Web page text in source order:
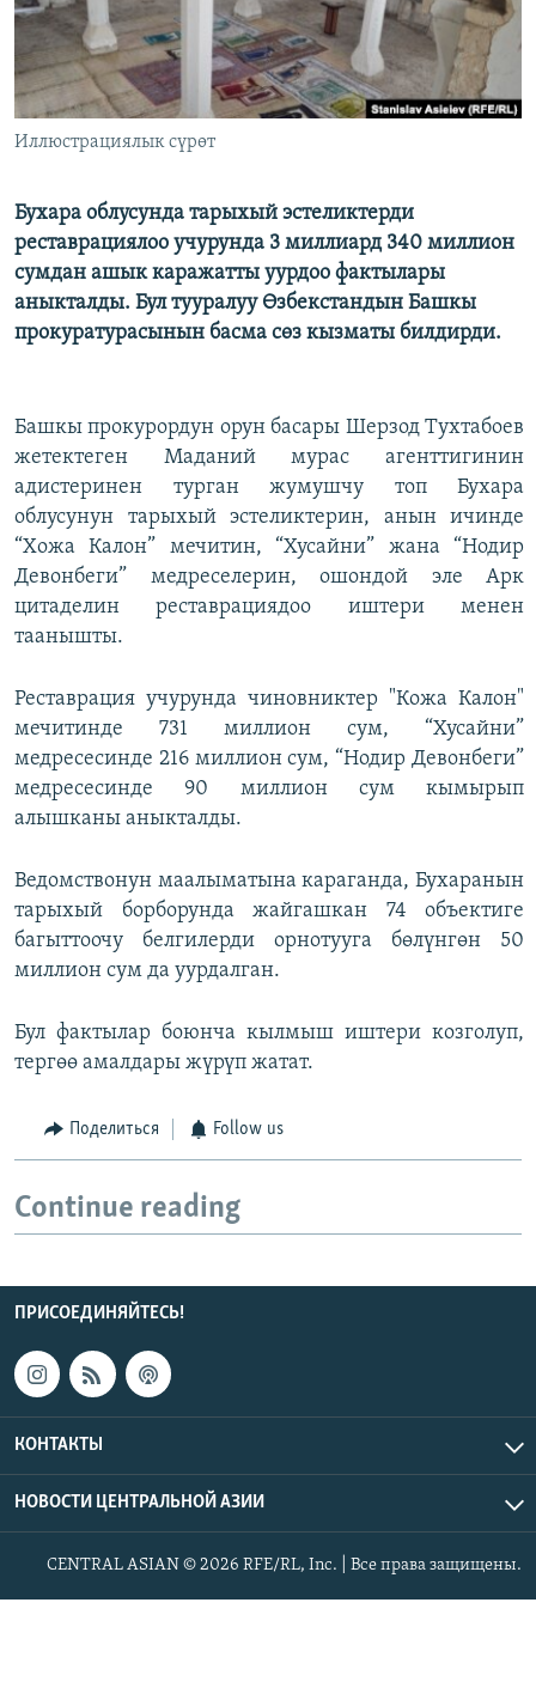
Иллюстрациялык сүрөт
Бухара облусунда тарыхый эстеликтерди
реставрациялоо учурунда 3 миллиард 340 миллион
сумдан ашык каражатты уурдоо фактылары
аныкталды. Бул тууралуу Өзбекстандын Башкы
прокуратурасынын басма сөз кызматы билдирди.
Башкы прокурордун орун басары Шерзод Тухтабоев
жетектеген Маданий мурас агенттигинин
адистеринен турган жумушчу топ Бухара
облусунун тарыхый эстеликтерин, анын ичинде
“Хожа Калон” мечитин, “Хусайни” жана “Нодир
Девонбеги” медреселерин, ошондой эле Арк
цитаделин реставрациядоо иштери менен
таанышты.
Реставрация учурунда чиновниктер "Кожа Калон"
мечитинде 731 миллион сум, “Хусайни”
медресесинде 216 миллион сум, “Нодир Девонбеги”
медресесинде 90 миллион сум кымырып
алышканы аныкталды.
Ведомствонун маалыматына караганда, Бухаранын
тарыхый борборунда жайгашкан 74 объектиге
багыттоочу белгилерди орнотууга бөлүнгөн 50
миллион сум да уурдалган.
Бул фактылар боюнча кылмыш иштери козголуп,
тергөө амалдары жүрүп жатат.
Поделиться Follow us
Continue reading
ПРИСОЕДИНЯЙТЕСЬ!
КОНТАКТЫ
НОВОСТИ ЦЕНТРАЛЬНОЙ АЗИИ
CENTRAL ASIAN © 2026 RFE/RL, Inc. | Все права защищены.